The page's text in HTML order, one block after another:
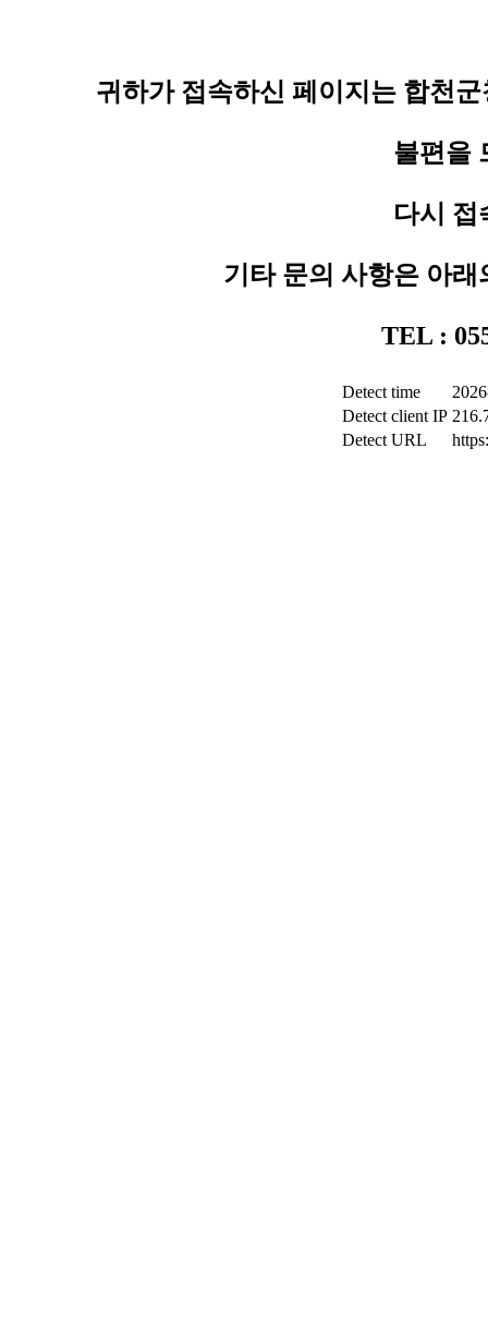
귀하가 접속하신 페이지는 합천
불편을
다시 접
기타 문의 사항은 아
TEL :
Detect time
Detect client IP
Detect URL